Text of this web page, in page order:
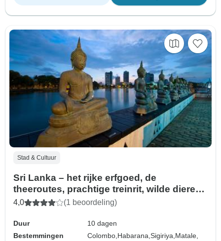
Stad & Cultuur
Sri Lanka – het rijke erfgoed, de
theeroutes, prachtige treinrit, wilde dieren
& stranden – incl. maaltijden
4,0 (1 beoordeling)
Duur
10 dagen
Bestemmingen
Colombo, Habarana,Sigiriya, Matale,